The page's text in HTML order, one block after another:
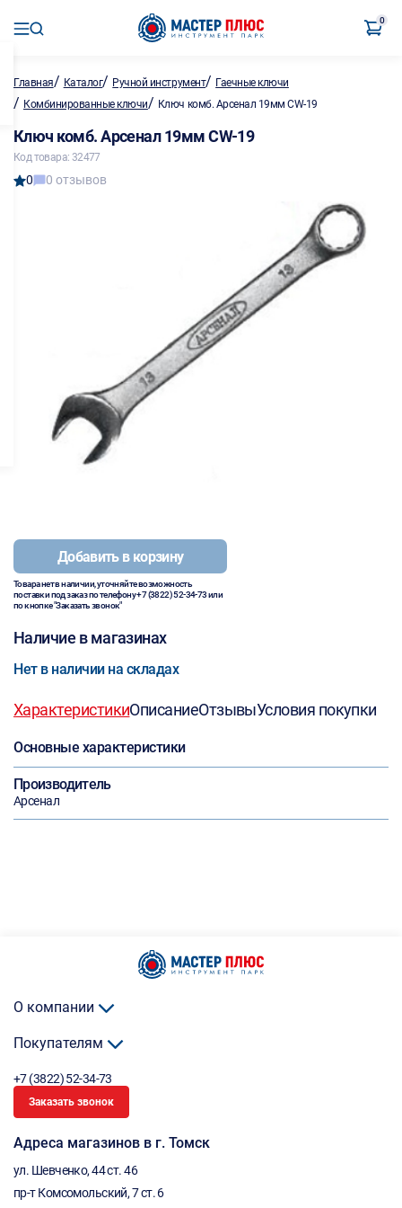
0
Главная/ Каталог/ Ручной инструмент/ Гаечные ключи
/ Комбинированные ключи/ Ключ комб. Арсенал 19мм CW-19
Ключ комб. Арсенал 19мм CW-19
Код товара: 32477
0 0 отзывов
Добавить в корзину
Товара нет в наличии, уточняйте возможность
поставки под заказ по телефону+7 (3822) 52-34-73или
по кнопке "Заказать звонок"
Наличие в магазинах
Нет в наличии на складах
ХарактеристикиОписаниеОтзывыУсловия покупки
Основные характеристики
Производитель
Арсенал
О компании
Покупателям
+7 (3822) 52-34-73
Заказать звонок
Адреса магазинов в г. Томск
ул. Шевченко, 44 ст. 46
пр-т Комсомольский, 7 ст. 6